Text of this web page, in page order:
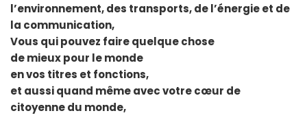
l’environnement, des transports, de l’énergie et de
la communication,
Vous qui pouvez faire quelque chose
de mieux pour le monde
en vos titres et fonctions,
et aussi quand même avec votre cœur de
citoyenne du monde,